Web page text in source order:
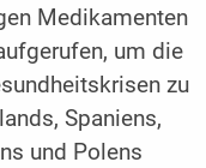
Medikamenten
um die
zu
Spaniens,
und Polens